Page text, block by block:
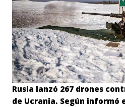
Rusia lanzó 267 drones
de Ucrania. Según informó